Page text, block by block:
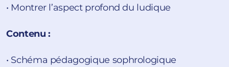
• Montrer l’aspect profond du ludique
Contenu :
• Schéma pédagogique sophrologique